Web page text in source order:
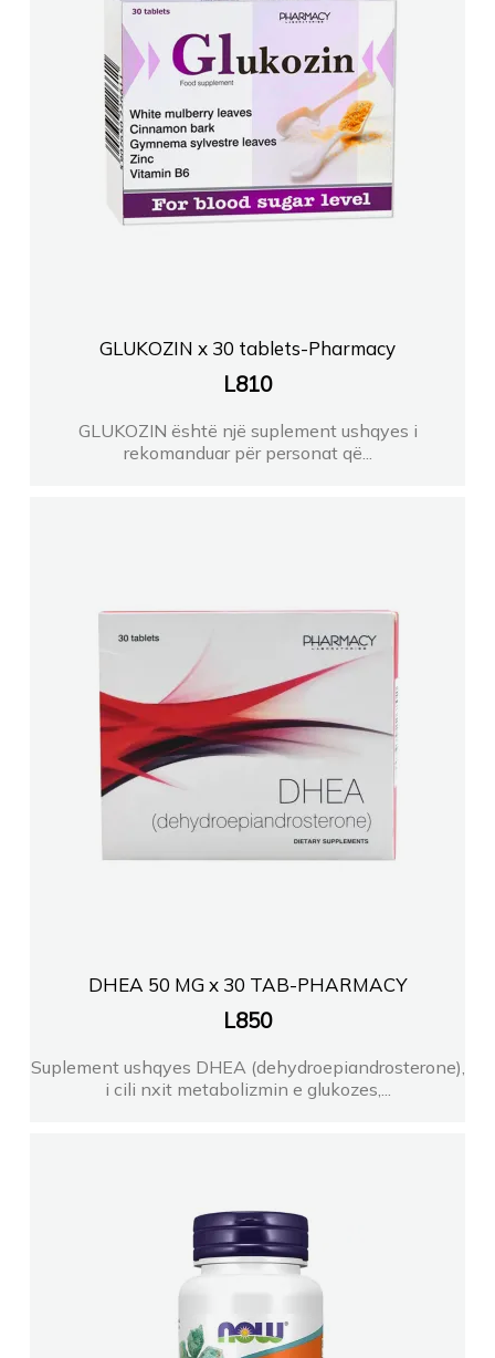
GLUKOZIN x 30 tablets-Pharmacy
L810
GLUKOZIN është një suplement ushqyes i
rekomanduar për personat që...
DHEA 50 MG x 30 TAB-PHARMACY
L850
Suplement ushqyes DHEA (dehydroepiandrosterone),
i cili nxit metabolizmin e glukozes,...